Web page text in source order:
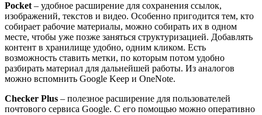
Pocket – удобное расширение для сохранения ссылок,
изображений, текстов и видео. Особенно пригодится тем, кто
собирает рабочие материалы, можно собирать их в одном
месте, чтобы уже позже заняться структуризацией. Добавлять
контент в хранилище удобно, одним кликом. Есть
возможность ставить метки, по которым потом удобно
разбирать материал для дальнейшей работы. Из аналогов
можно вспомнить Google Keep и OneNote.
Checker Plus – полезное расширение для пользователей
почтового сервиса Google. С его помощью можно оперативно